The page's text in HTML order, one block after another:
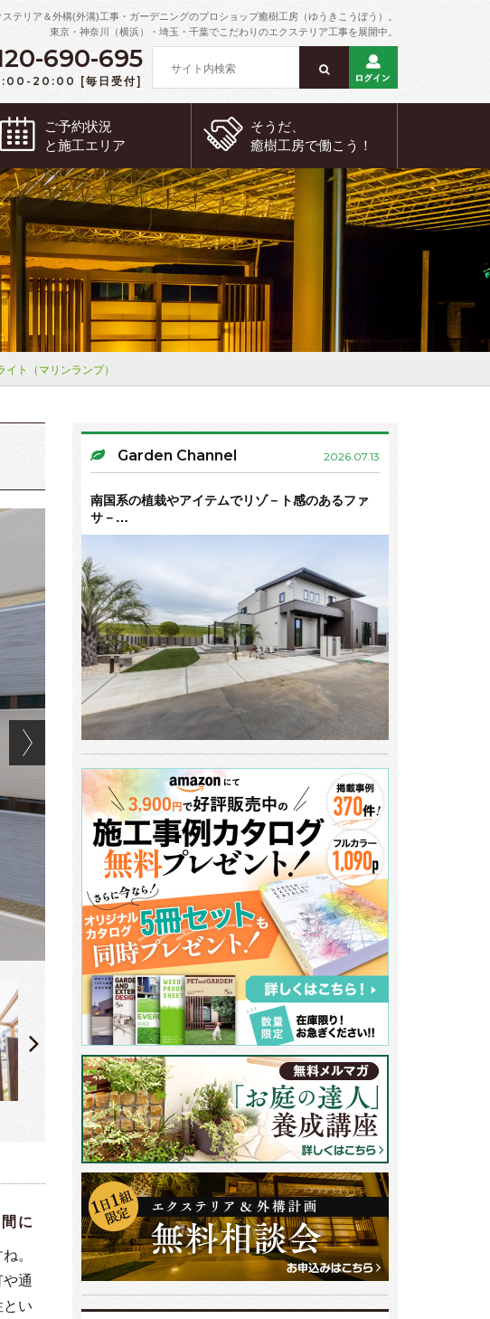
ステリア＆外構(外溝)工事・ガーデニングのプロショップ癒樹工房（ゆうきこうぼう）。
東京・神奈川（横浜）・埼玉・千葉でこだわりのエクステリア工事を展開中。
690-695
20:00 [毎日受付]
ご予約状況
と施工エリア
そうだ、
癒樹工房で働こう！
イト（マリンランプ）
に
。
通
い
Garden Channel 2026.07.13
南国系の植栽やアイテムでリゾ－ト感のあるファ
サ－…